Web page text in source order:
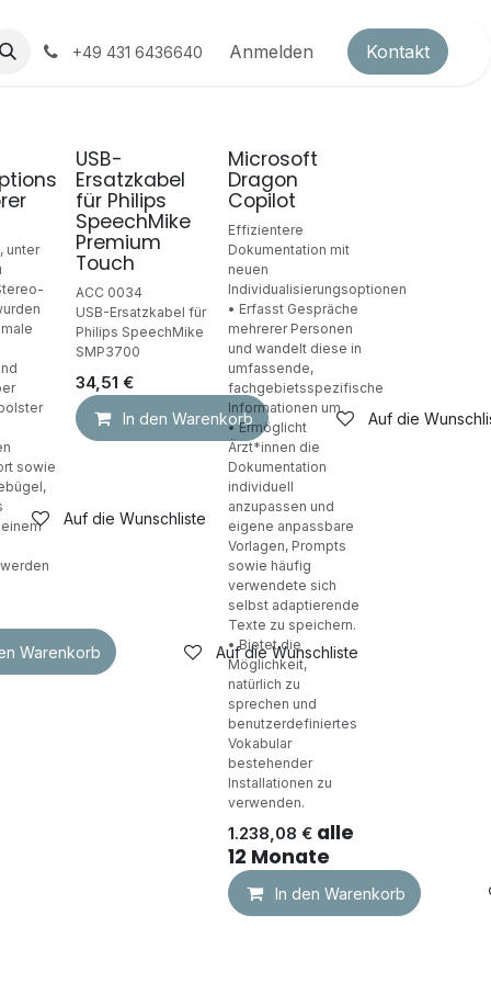
Partnerprogramm
+49 431 6436640 Anmelden Kontakt
Auf die Wunschliste
unter
sowie
Warenkorb Auf die Wunschliste
USB-
Ersatzkabel
für Philips
SpeechMike
Premium
Touch
ACC 0034
USB-Ersatzkabel für
Philips SpeechMike
SMP3700
34,51 €
In den Warenkorb Auf die
Neu!
Microsoft
Dragon
Copilot
Effizientere
Dokumentation mit
neuen
Individualisierungsoptionen
• Erfasst Gespräche
mehrerer Personen
und wandelt diese in
umfassende,
fachgebietsspezifische
Informationen um.
• Ermöglicht
Ärzt*innen die
Dokumentation
individuell
anzupassen und
eigene anpassbare
Vorlagen, Prompts
sowie häufig
verwendete sich
selbst adaptierende
Texte zu speichern.
• Bietet die
Möglichkeit,
natürlich zu
sprechen und
benutzerdefiniertes
Vokabular
bestehender
Installationen zu
verwenden.
1.238,08 € alle
12 Monate
In den Warenkorb